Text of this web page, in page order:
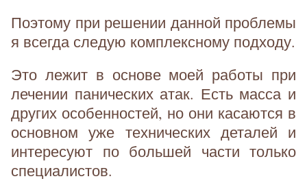
Поэтому при решении данной проблемы
я всегда следую комплексному подходу.
Это лежит в основе моей работы при
лечении панических атак. Есть масса и
других особенностей, но они касаются в
основном уже технических деталей и
интересуют по большей части только
специалистов.